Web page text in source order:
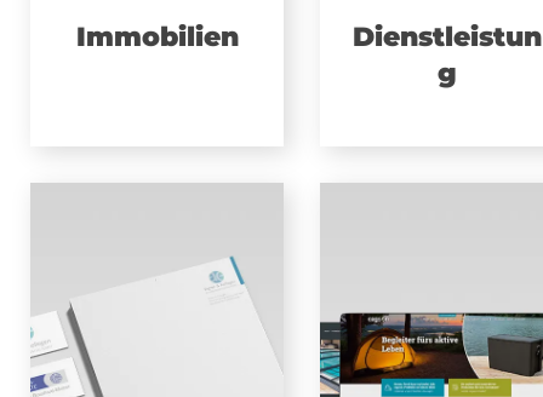
Immobilien
Dienstleistun
g